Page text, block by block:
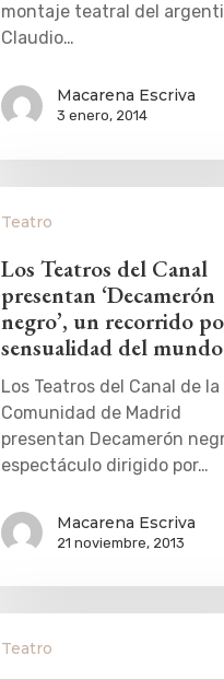
montaje teatral del
Claudio…
Macarena Escriva
3 enero, 2014
Teatro
Los Teatros del Canal
presentan ‘Decamerón
negro’, un recorrido
sensualidad del mundo
Los Teatros del Canal de la
Comunidad de Madrid
presentan Decamerón
espectáculo dirigido por…
Macarena Escriva
21 noviembre, 2013
Teatro